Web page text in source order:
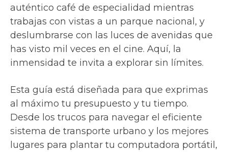
auténtico café de especialidad mientras
trabajas con vistas a un parque nacional, y
deslumbrarse con las luces de avenidas que
has visto mil veces en el cine. Aquí, la
inmensidad te invita a explorar sin límites.
Esta guía está diseñada para que exprimas
al máximo tu presupuesto y tu tiempo.
Desde los trucos para navegar el eficiente
sistema de transporte urbano y los mejores
lugares para plantar tu computadora portátil,